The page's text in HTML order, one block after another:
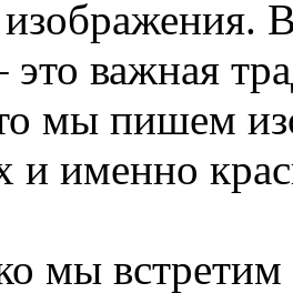
это важная
мы пишем
и именно
мы